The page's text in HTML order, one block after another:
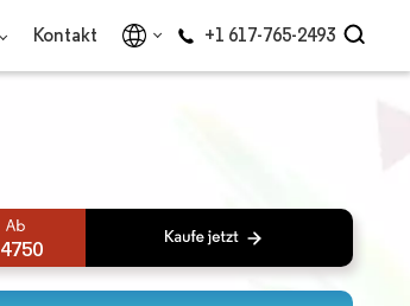
Kontakt +1 617-765-2493
4750